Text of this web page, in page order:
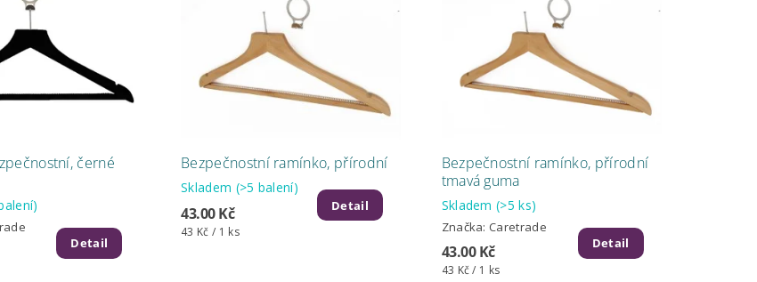
černé
Detail
Bezpečnostní ramínko, přírodní
Skladem (>5 balení)
43.00 Kč
43 Kč / 1 ks
Detail
Bezpečnostní ramínko, přírodní
tmavá guma
Skladem(>5 ks)
Značka: Caretrade
43.00 Kč
43 Kč / 1 ks
Detail